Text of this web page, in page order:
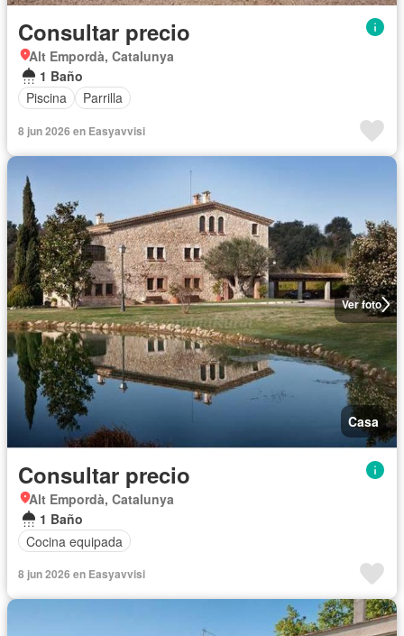
Consultar precio
Alt Empordà, Catalunya
1 Baño
Piscina
Parrilla
8 jun 2026 en Easyavvisi
Ver foto
Casa
Consultar precio
Alt Empordà, Catalunya
1 Baño
Cocina equipada
8 jun 2026 en Easyavvisi